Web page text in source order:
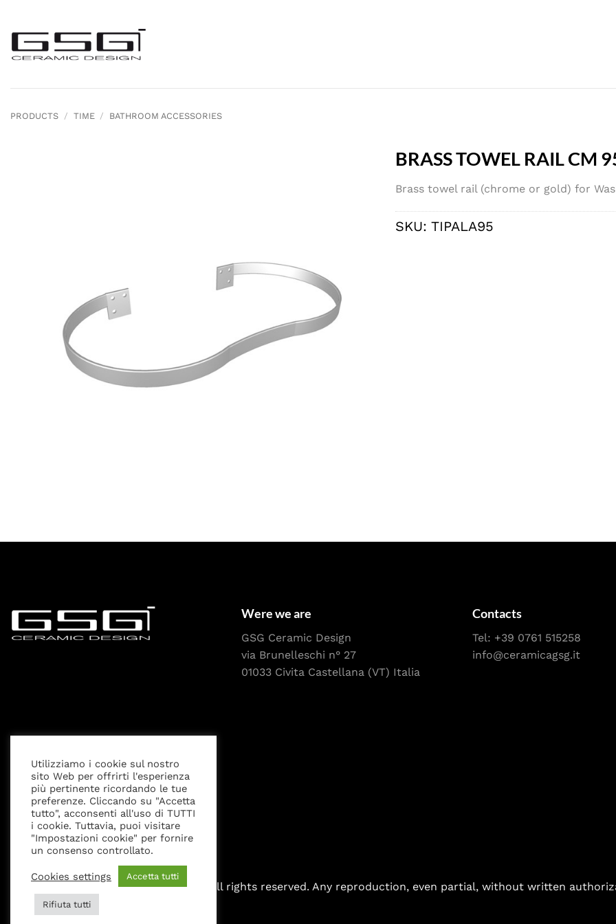
content
PRODUCTS / TIME / BATHROOM ACCESSORIES
BRASS TOWEL RAIL CM
Brass towel rail (chrome or gold) for
SKU: TIPALA95
Were we are
GSG Ceramic Design
via Brunelleschi n° 27
01033 Civita Castellana (VT) Italia
Contacts
Tel: +39 0761 515258
info@ceramicagsg.it
Privacy Policy Cookies settings Legal Notice
All rights reserved. Any reproduction, even partial, without written
Utilizziamo i cookie sul nostro
sito Web per offrirti l'esperienza
più pertinente ricordando le tue
preferenze. Cliccando su "Accetta
tutto", acconsenti all'uso di TUTTI
i cookie. Tuttavia, puoi visitare
"Impostazioni cookie" per fornire
un consenso controllato.
Cookies settings Accetta tutti
Rifiuta tutti